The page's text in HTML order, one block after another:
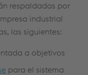
respaldadas por
industrial
las siguientes:
a objetivos
para el sistema